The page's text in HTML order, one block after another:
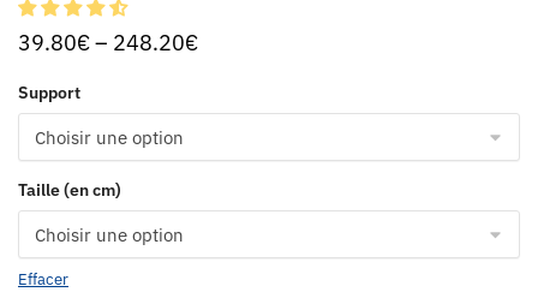
39.80€– 248.20€
Support
Taille (en cm)
Effacer